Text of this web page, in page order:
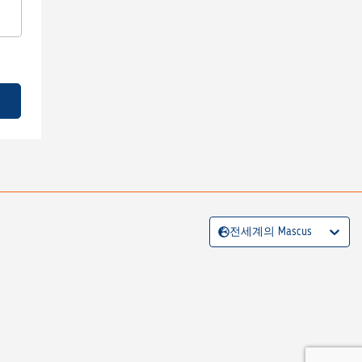
전세계의 Mascus